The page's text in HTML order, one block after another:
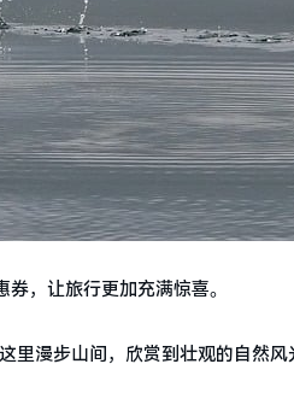
，让旅行更加充满惊喜。
里漫步山间，欣赏到壮观的自然